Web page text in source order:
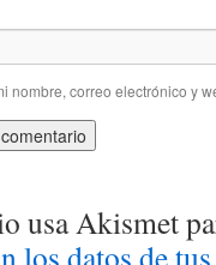
nombre, correo electrónico y
usa Akismet
los datos de